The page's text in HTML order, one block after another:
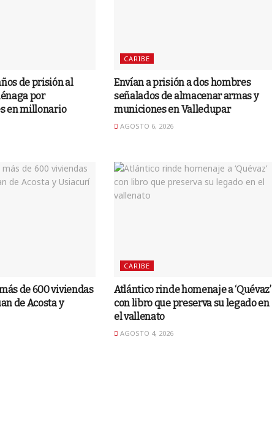
de prisión al
por
en millonario
CARIBE
Envían a prisión a dos hombres
señalados de almacenar armas y
municiones en Valledupar
AGOSTO 6, 2026
de 600 viviendas
de Acosta y
CARIBE
Atlántico rinde homenaje a ‘Quévaz’
con libro que preserva su legado en
el vallenato
AGOSTO 4, 2026